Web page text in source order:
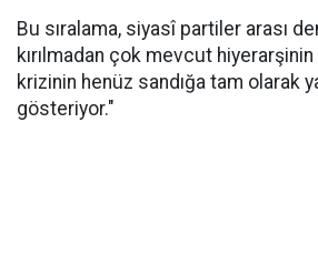
Bu sıralama, siyasî partiler arası
kırılmadan çok mevcut
krizinin henüz sandığa tam olarak
gösteriyor."